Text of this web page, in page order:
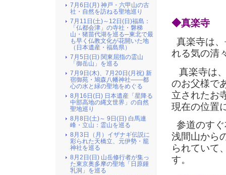
◆真楽寺
真楽寺は
れる気の清
真楽寺は
のお父様で
立されたお
現在の位置
参道のす
浅間山から
られていて
す。
7月6日(月) 神戸・六甲山の古
社・自然を訪ねる聖地巡り
7月11日(土)～12日(日)福島：
「仏都会津」の寺社・磐梯
山・猪苗代湖を巡る─東北で最
も早く仏教文化が花開いた地
（日本遺産・福島県）
7月5日(日) 関東屈指の霊山
「御岳山」を巡る
7月9日(木)、7月20日(月祝) 新
宿御苑・鳩森八幡神社――都
心の水と緑の聖地をめぐる
8月16日(日) 日本遺産「星降る
中部高地の縄文世界」の自然
聖地巡り
8月8日(土)～ 9日(日) 白馬連
峰・立山：霊山を巡る
8月3日（月）イザナギ伝説に
彩られた天橋立、元伊勢・籠
神社を巡る
8月2日(日) 山岳修行者が集っ
た東京奥多摩の聖地「日原鍾
乳洞」を巡る